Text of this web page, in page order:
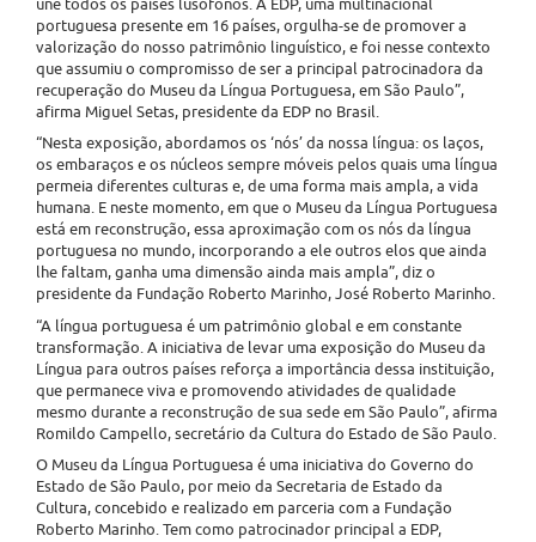
une todos os países lusófonos. A EDP, uma multinacional
portuguesa presente em 16 países, orgulha-se de promover a
valorização do nosso patrimônio linguístico, e foi nesse contexto
que assumiu o compromisso de ser a principal patrocinadora da
recuperação do Museu da Língua Portuguesa, em São Paulo”,
afirma Miguel Setas, presidente da EDP no Brasil.
“Nesta exposição, abordamos os ‘nós’ da nossa língua: os laços,
os embaraços e os núcleos sempre móveis pelos quais uma língua
permeia diferentes culturas e, de uma forma mais ampla, a vida
humana. E neste momento, em que o Museu da Língua Portuguesa
está em reconstrução, essa aproximação com os nós da língua
portuguesa no mundo, incorporando a ele outros elos que ainda
lhe faltam, ganha uma dimensão ainda mais ampla”, diz o
presidente da Fundação Roberto Marinho, José Roberto Marinho.
“A língua portuguesa é um patrimônio global e em constante
transformação. A iniciativa de levar uma exposição do Museu da
Língua para outros países reforça a importância dessa instituição,
que permanece viva e promovendo atividades de qualidade
mesmo durante a reconstrução de sua sede em São Paulo”, afirma
Romildo Campello, secretário da Cultura do Estado de São Paulo.
O Museu da Língua Portuguesa é uma iniciativa do Governo do
Estado de São Paulo, por meio da Secretaria de Estado da
Cultura, concebido e realizado em parceria com a Fundação
Roberto Marinho. Tem como patrocinador principal a EDP,